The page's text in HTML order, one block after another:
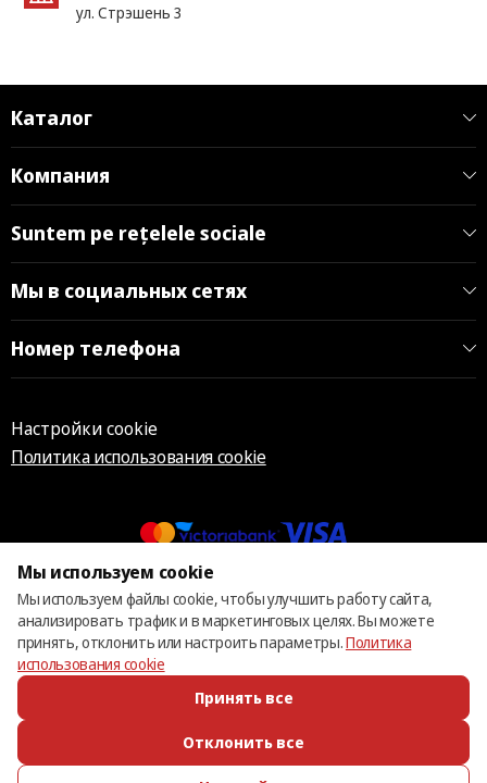
ул. Стрэшень 3
Каталог
Компания
Suntem pe rețelele sociale
Мы в социальных сетях
Номер телефона
Настройки cookie
Политика использования cookie
© 2013 – 2026 ECOM
Мы используем cookie
Мы используем файлы cookie, чтобы улучшить работу сайта,
анализировать трафик и в маркетинговых целях. Вы можете
принять, отклонить или настроить параметры.Политика
использования cookie
Принять все
Отклонить все